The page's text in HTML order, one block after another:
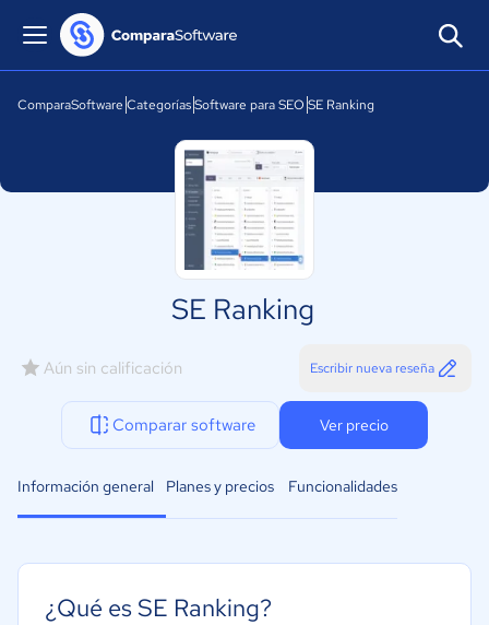
ComparaSoftware CategoríasSoftware para SEO SE Ranking
SE Ranking
Aún sin calificación Escribir nueva reseña
Comparar software Ver precio
Información general Planes y precios Funcionalidades
¿Qué es SE Ranking?